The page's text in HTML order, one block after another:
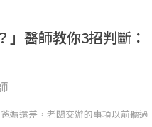
」醫師教你3招判斷：
媽還差，老闆交辦的事項以前聽過